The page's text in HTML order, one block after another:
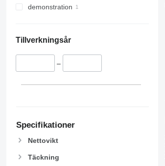
demonstration
Tillverkningsår
–
Specifikationer
Nettovikt
Täckning